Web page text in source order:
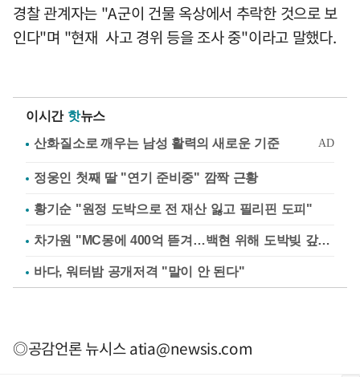
경찰 관계자는 "A군이 건물 옥상에서 추락한 것으로 보
인다"며 "현재 사고 경위 등을 조사 중"이라고 말했다.
이시간 핫뉴스
정웅인 첫째 딸 "연기 준비중" 깜짝 근황
황기순 "원정 도박으로 전 재산 잃고 필리핀 도피"
차가원 "MC몽에 400억 뜯겨…백현 위해 도박빚 갚아줘"
바다, 워터밤 공개저격 "말이 안 된다"
◎공감언론 뉴시스atia@newsis.com